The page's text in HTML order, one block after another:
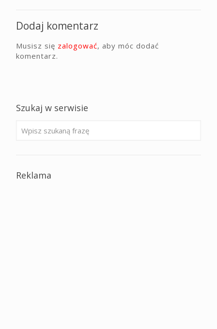
Dodaj komentarz
Musisz się zalogować, aby móc dodać
komentarz.
Szukaj w serwisie
Reklama